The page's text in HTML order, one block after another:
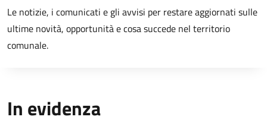
Le notizie, i comunicati e gli avvisi per restare aggiornati sulle
ultime novità, opportunità e cosa succede nel territorio
comunale.
In evidenza